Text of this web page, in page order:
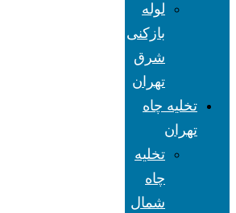
لوله
بازکنی
شرق
تهران
تخلیه چاه
تهران
تخلیه
چاه
شمال